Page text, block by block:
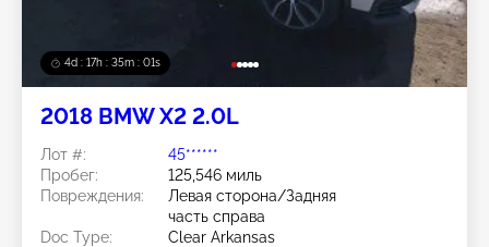
4d : 17h : 34m : 59s
2018 BMW X2 2.0L
Лот #:
45******
Пробег:
125,546 миль
Повреждения:
Левая сторона/Задняя
часть справа
Doc Type:
Clear Arkansas